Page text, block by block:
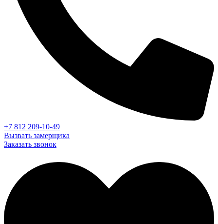
+7 812 209-10-49
Вызвать замерщика
Заказать звонок